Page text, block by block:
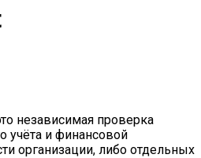
независимая проверка
учёта и финансовой
организации, либо отдельных